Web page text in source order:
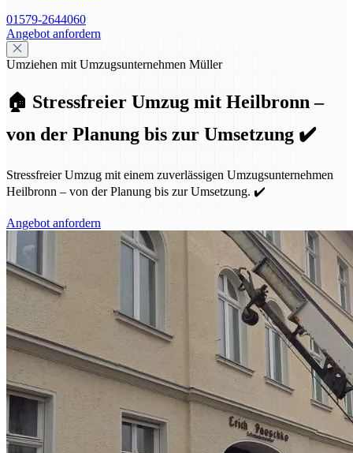
01579-2644060
Angebot anfordern
Umziehen mit Umzugsunternehmen Müller
🏠 Stressfreier Umzug mit Heilbronn –
von der Planung bis zur Umsetzung ✔️
Stressfreier Umzug mit einem zuverlässigen Umzugsunternehmen
Heilbronn – von der Planung bis zur Umsetzung. ✔️
Angebot anfordern